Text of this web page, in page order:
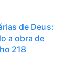
de Deus:
a obra de
218